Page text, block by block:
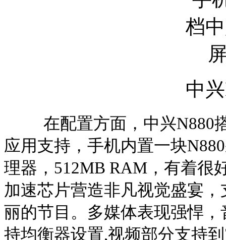
中
在配置方面，中兴N880
应用支持，手机内置一块N880
理器， 512MB RAM ，有着很
加速芯片营造非凡视觉盛宴
丽的节目。多媒体表现强悍
持均衡器设置,视频部分支持到